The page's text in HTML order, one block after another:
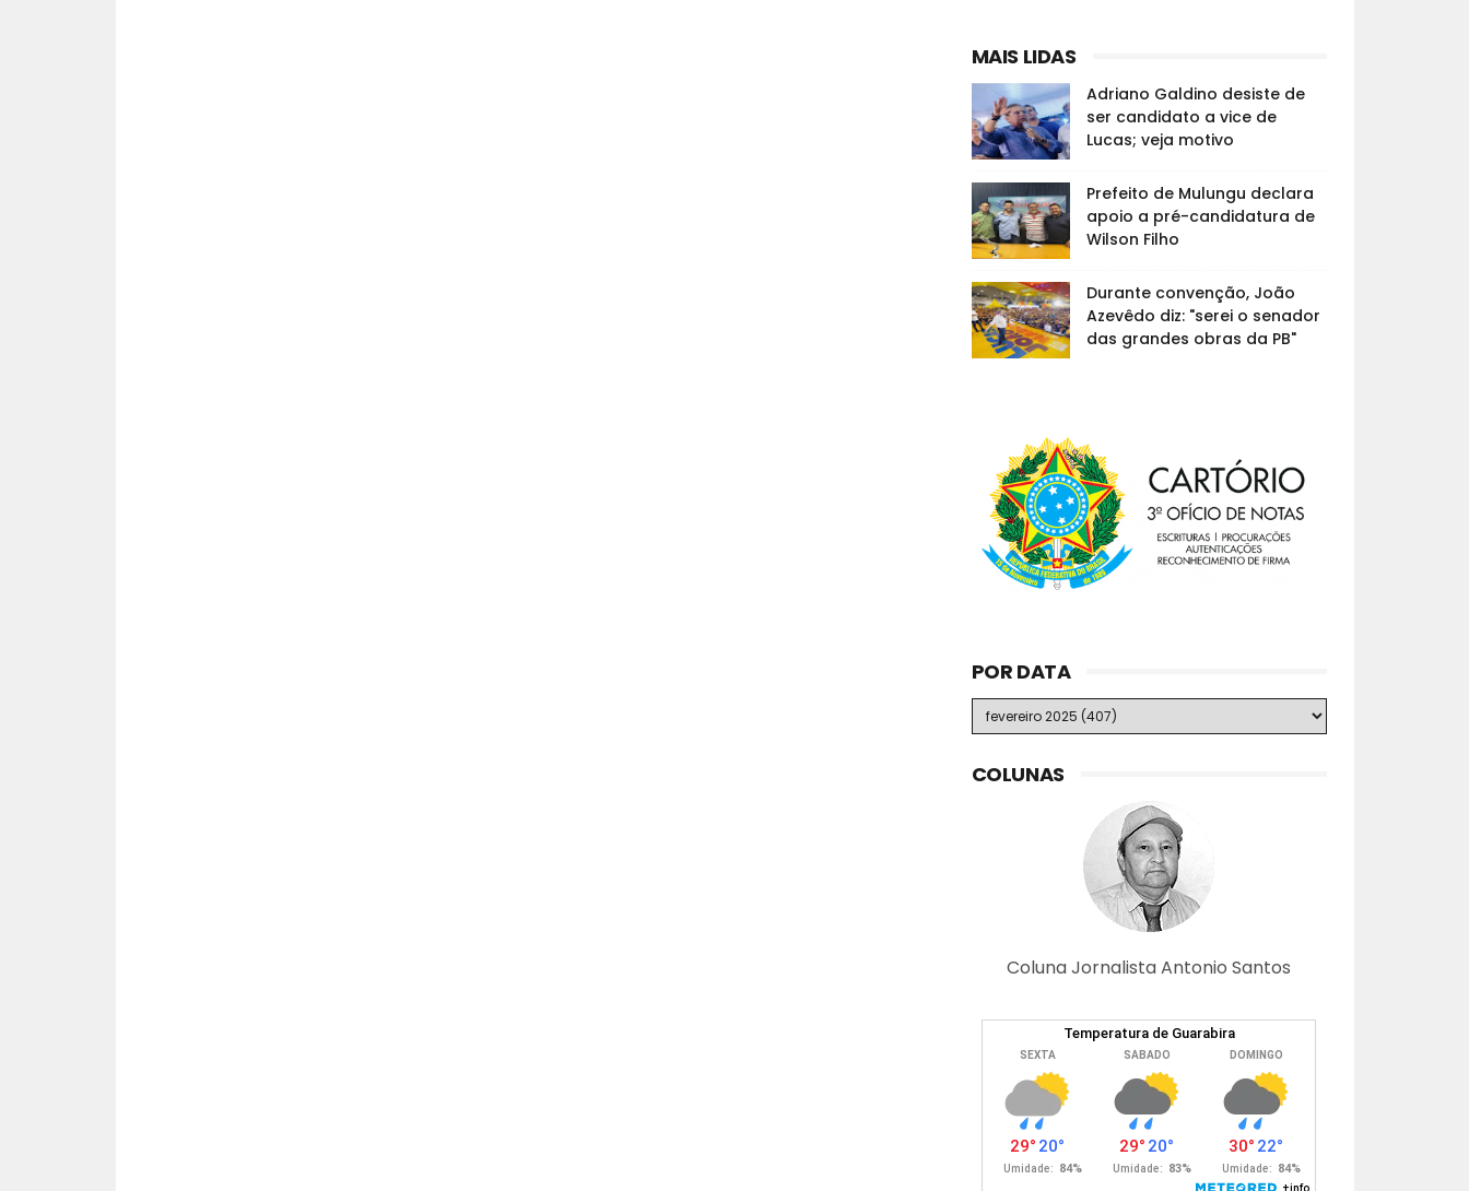
MAIS LIDAS
Adriano Galdino desiste de
ser candidato a vice de
Lucas; veja motivo
Prefeito de Mulungu declara
apoio a pré-candidatura de
Wilson Filho
Durante convenção, João
Azevêdo diz: "serei o senador
das grandes obras da PB"
POR DATA
COLUNAS
Coluna Jornalista Antonio Santos